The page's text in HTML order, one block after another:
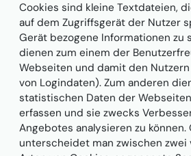
Cookies sind kleine Textdateien,
auf dem Zugriffsgerät der Nutzer
Gerät bezogene Informationen zu
dienen zum einem der
Webseiten und damit den Nutzern
von Logindaten). Zum anderen
statistischen Daten der
erfassen und sie zwecks
Angebotes analysieren zu können.
unterscheidet man zwischen zwei